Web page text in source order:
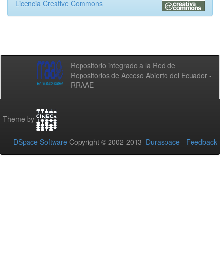
Licencia Creative Commons
Repositorio integrado a la Red de
Repositorios de Acceso Abierto del Ecuador -
RRAAE
Theme by
DSpace Software Copyright © 2002-2013 Duraspace - Feedback